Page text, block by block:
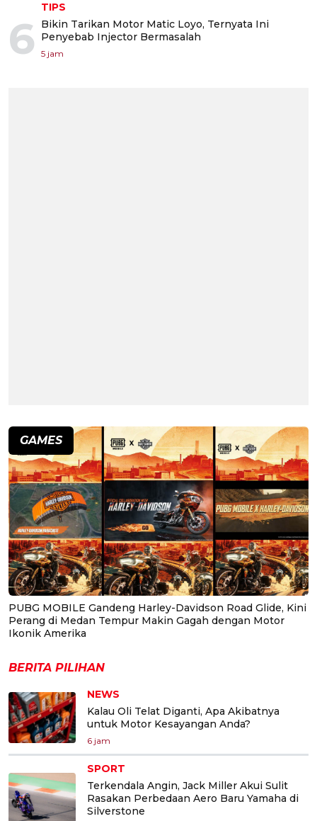
6
TIPS
Bikin Tarikan Motor Matic Loyo, Ternyata Ini
Penyebab Injector Bermasalah
5 jam
GAMES
PUBG MOBILE Gandeng Harley-Davidson Road Glide, Kini
Perang di Medan Tempur Makin Gagah dengan Motor
Ikonik Amerika
BERITA PILIHAN
NEWS
Kalau Oli Telat Diganti, Apa Akibatnya
untuk Motor Kesayangan Anda?
6 jam
SPORT
Terkendala Angin, Jack Miller Akui Sulit
Rasakan Perbedaan Aero Baru Yamaha di
Silverstone